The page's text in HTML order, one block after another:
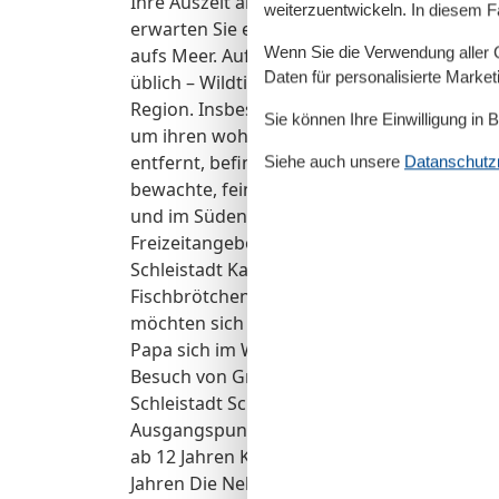
erwarten Sie ein gemütlicher Strandkorb,
aufs Meer. Auf dem Grundstück und in
üblich – Wildtiere wie Kaninchen oder
Region. Insbesondere Familien kommen
um ihren wohlverdienten Urlaub zu
entfernt, befindet sich der rund 1 km
bewachte, feinsandige Ostseestrand, der
und im Süden in eine imposante Steilküste
Freizeitangebote, die für jede Generation
Schleistadt Kappeln die Möglichkeit
Fischbrötchen den Segelschiffen
möchten sich gern in Damp im
Papa sich im Wellnessbereich verwöhnen
Besuch von Groß und Klein. Auch für
Schleistadt Schleswig oder sogar nach
Ausgangspunkt. Kurabgabe 01.04.-31.10.
ab 12 Jahren Kurabgabe 01.11.-14.12. und
Jahren Die Nebenkostenvorabzahlung/
weiterzuentwickeln. In diesem
Wenn Sie die Verwendung
Daten für personalisierte
Sie können Ihre Einwilligung in
Siehe auch unsere